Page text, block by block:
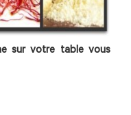
sur votre table vous